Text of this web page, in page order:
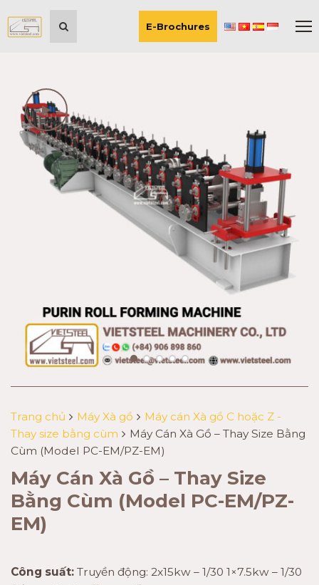
E-Brochures
Trang chủ Máy Xà gồ
Máy cán Xà gồ C hoặc Z -
Thay size bằng cùm
Máy Cán Xà Gồ – Thay Size Bằng
Cùm (Model PC-EM/PZ-EM)
Máy Cán Xà Gồ – Thay Size
Bằng Cùm (Model PC-EM/PZ-
EM)
Công suất: Truyền động: 2x15kw – 1/30 1×7.5kw – 1/30